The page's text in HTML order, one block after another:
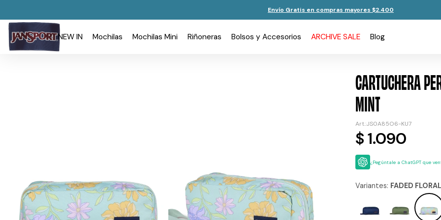
Envío Gratis en compras mayores $2.400
NEW IN Mochilas Mochilas Mini Riñoneras Bolsos y Accesorios ARCHIVE SALE Blog
CARTUCHERA
MINT
JS0A85O6-KU7
$1.090
¿Pegúntale a ChatGPT que
Variantes: FADED